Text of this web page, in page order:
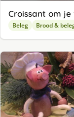
Croissant om
Beleg Brood &